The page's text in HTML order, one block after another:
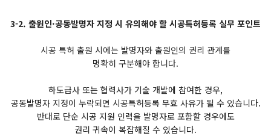
3-2. 출원인·공동발명자 지정 시 유의해야 할 시공특허등록 실무 포인트
시공 특허 출원 시에는 발명자와 출원인의 권리 관계를
명확히 구분해야 합니다.
하도급사 또는 협력사가 기술 개발에 참여한 경우,
공동발명자 지정이 누락되면 시공특허등록 무효 사유가 될 수 있습니다.
반대로 단순 시공 지원 인력을 발명자로 포함할 경우에도
권리 귀속이 복잡해질 수 있습니다.